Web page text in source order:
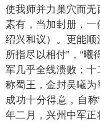
使我师并力巢穴而
素有，当加封册，
绍兴和议）。更能
所指尽以相付”，“曦
军几乎全线溃败；
称蜀王，金封吴曦
成功十分得意，自
年二月，兴州中军